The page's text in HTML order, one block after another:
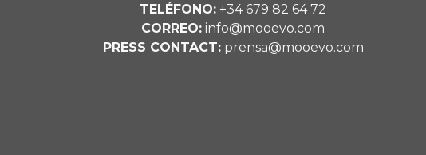
TELÉFONO: +34 679 82 64 72
CORREO: info@mooevo.com
PRESS CONTACT:prensa@mooevo.com